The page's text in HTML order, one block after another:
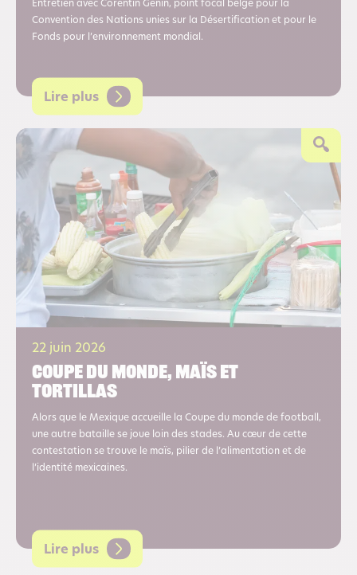
Entretien avec Corentin Genin, point focal belge pour la
Convention des Nations unies sur la Désertification et pour le
Fonds pour l’environnement mondial.
Lire plus
22 juin 2026
Coupe du monde, maïs et
tortillas
Alors que le Mexique accueille la Coupe du monde de football,
une autre bataille se joue loin des stades. Au cœur de cette
contestation se trouve le maïs, pilier de l’alimentation et de
l’identité mexicaines.
Lire plus